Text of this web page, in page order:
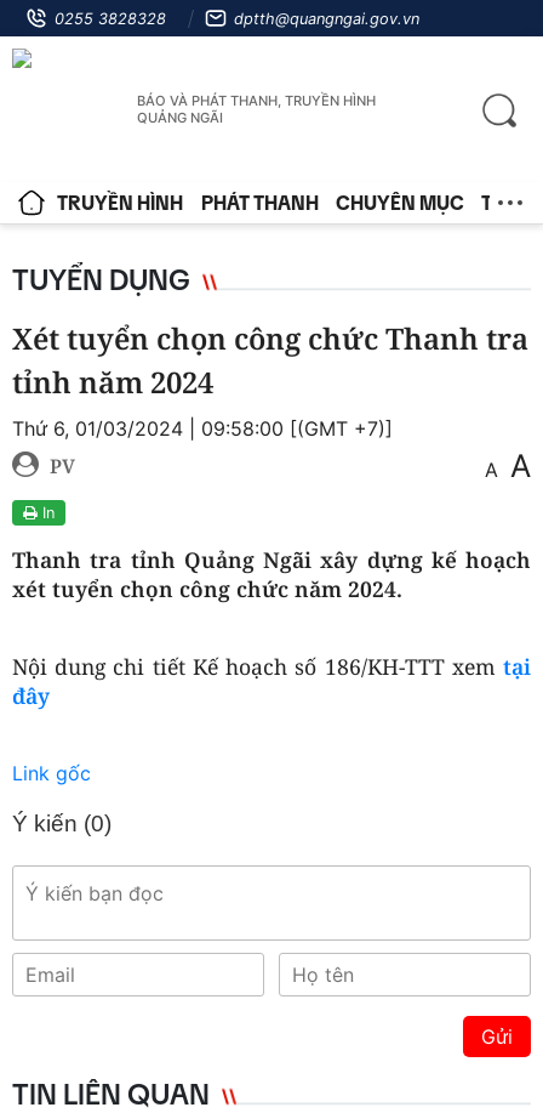
0255 3828328 dptth@quangngai.gov.vn
BÁO VÀ PHÁT THANH, TRUYỀN HÌNH
QUẢNG NGÃI
TRUYỀN HÌNH PHÁT THANH CHUYÊN MỤC TIN
TUYỂN DỤNG
Xét tuyển chọn công chức Thanh tra
tỉnh năm 2024
Thứ 6, 01/03/2024 | 09:58:00 [(GMT +7)]
PV A A
In
Thanh tra tỉnh Quảng Ngãi xây dựng kế hoạch
xét tuyển chọn công chức năm 2024.
Nội dung chi tiết Kế hoạch số 186/KH-TTT xem tại
đây
Link gốc
Ý kiến (0)
Gửi
TIN LIÊN QUAN